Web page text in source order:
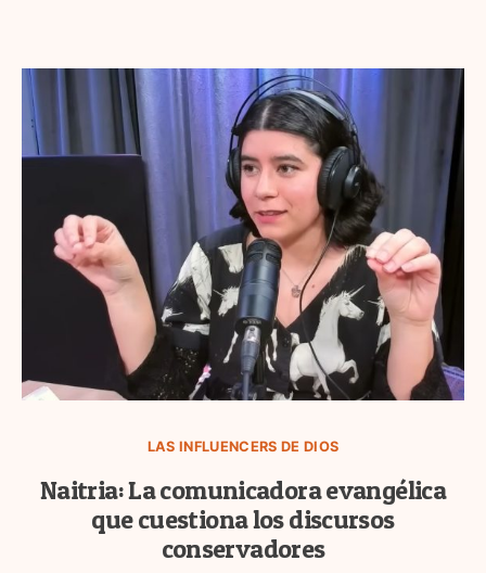
LAS INFLUENCERS DE DIOS
Naitria: La comunicadora evangélica
que cuestiona los discursos
conservadores